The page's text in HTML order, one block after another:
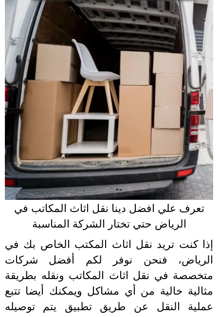
تعرف علي افضل دينا نقل اثاث المكاتب في
الرياض حتي تختار الشركة المناسبة
كنت تريد نقل اثاث المكتب الخاص بك في
فنحن نوفر لكم أفضل شركات
في نقل اثاث المكاتب ونقله بطريقة
خالية من أي مشاكل ويمكنك أيضا تتبع
النقل عن طريق تطبيق يتم توصيله